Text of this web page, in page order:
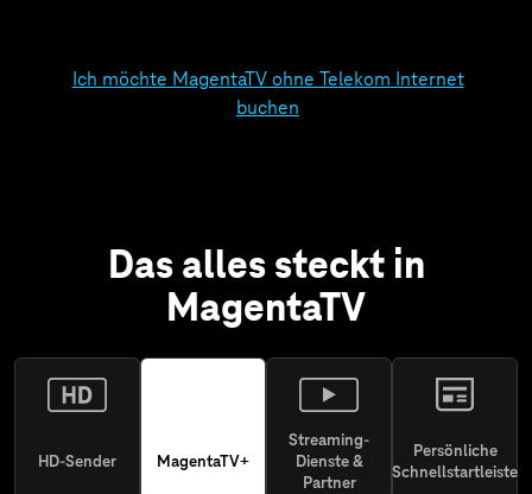
Ich möchte MagentaTV ohne Telekom Internet
buchen
Das alles steckt in
MagentaTV
HD-Sender MagentaTV+
Streaming-
Dienste &
Partner
Persönliche
Schnellstartleiste